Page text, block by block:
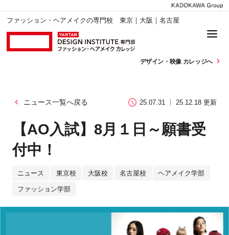
ファッション・ヘアメイクの専門校 東京｜大阪｜名古屋
デザイン・ 映像 カレッジへ
ニュース一覧へ戻る 25.07.31 25.12.18 更新
【AO入試】8月１日～願書受
付中！
ニュース 東京校 大阪校 名古屋校 ヘアメイク学部
ファッション学部